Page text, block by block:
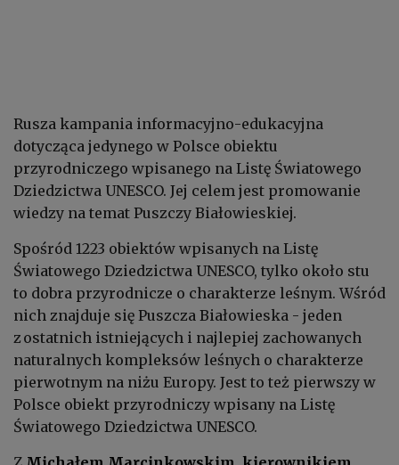
Rusza kampania informacyjno-edukacyjna
dotycząca jedynego w Polsce obiektu
przyrodniczego wpisanego na Listę Światowego
Dziedzictwa UNESCO. Jej celem jest promowanie
wiedzy na temat Puszczy Białowieskiej.
Spośród 1223 obiektów wpisanych na Listę
Światowego Dziedzictwa UNESCO, tylko około stu
to dobra przyrodnicze o charakterze leśnym. Wśród
nich znajduje się Puszcza Białowieska - jeden
z ostatnich istniejących i najlepiej zachowanych
naturalnych kompleksów leśnych o charakterze
pierwotnym na niżu Europy. Jest to też pierwszy w
Polsce obiekt przyrodniczy wpisany na Listę
Światowego Dziedzictwa UNESCO.